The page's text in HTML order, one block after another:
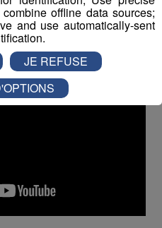
offline data sources;
and use automatically-sent
JE REFUSE